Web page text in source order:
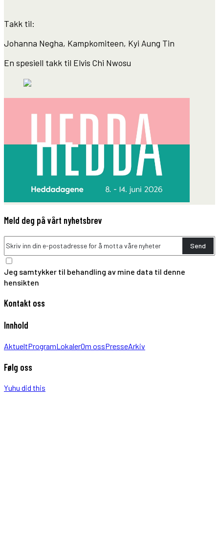
Takk til:
Johanna Negha, Kampkomiteen, Kyi Aung Tin
En spesiell takk til Elvis Chi Nwosu
Meld deg på vårt nyhetsbrev
Send
Jeg samtykker til behandling av mine data til denne
hensikten
Kontakt oss
Innhold
AktueltProgramLokalerOm ossPresseArkiv
Følg oss
Yuhu did this